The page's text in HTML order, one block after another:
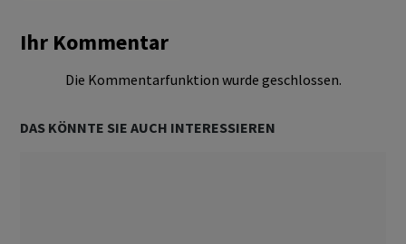
Ihr Kommentar
Die Kommentarfunktion wurde geschlossen.
DAS KÖNNTE SIE AUCH INTERESSIEREN